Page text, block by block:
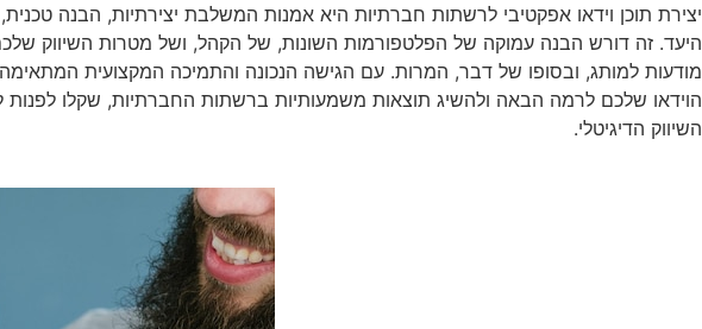
יצירת תוכן וידאו אפקטיבי לרשתות חברתיות היא אמנות המשלבת יצירתיות, הבנה
היעד. זה דורש הבנה עמוקה של הפלטפורמות השונות, של הקהל, ושל מטרות השיווק
מודעות למותג, ובסופו של דבר, המרות. עם הגישה הנכונה והתמיכה המקצועית
הוידאו שלכם לרמה הבאה ולהשיג תוצאות משמעותיות ברשתות החברתיות, שקלו
השיווק הדיגיטלי.